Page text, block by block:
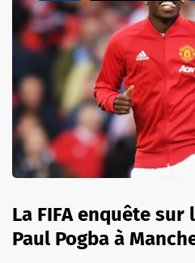
La FIFA enquête
Paul Pogba à